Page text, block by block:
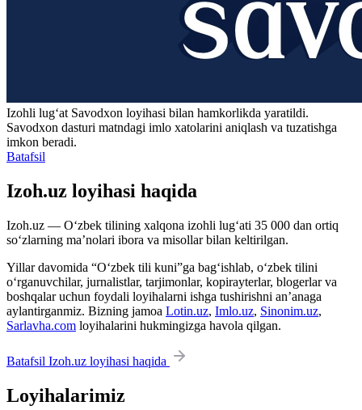
Izohli lugʻat Savodxon loyihasi bilan hamkorlikda yaratildi.
Savodxon dasturi matndagi imlo xatolarini aniqlash va tuzatishga
imkon beradi.
Batafsil
Izoh.uz loyihasi haqida
Izoh.uz — O‘zbek tilining xalqona izohli lug‘ati 35 000 dan ortiq
so‘zlarning ma’nolari ibora va misollar bilan keltirilgan.
Yillar davomida “O‘zbek tili kuni”ga bag‘ishlab, o‘zbek tilini
o‘rganuvchilar, jurnalistlar, tarjimonlar, kopirayterlar, blogerlar va
boshqalar uchun foydali loyihalarni ishga tushirishni an’anaga
aylantirganmiz. Bizning jamoa Lotin.uz, Imlo.uz, Sinonim.uz,
Sarlavha.com loyihalarini hukmingizga havola qilgan.
Batafsil Izoh.uz loyihasi haqida
Loyihalarimiz